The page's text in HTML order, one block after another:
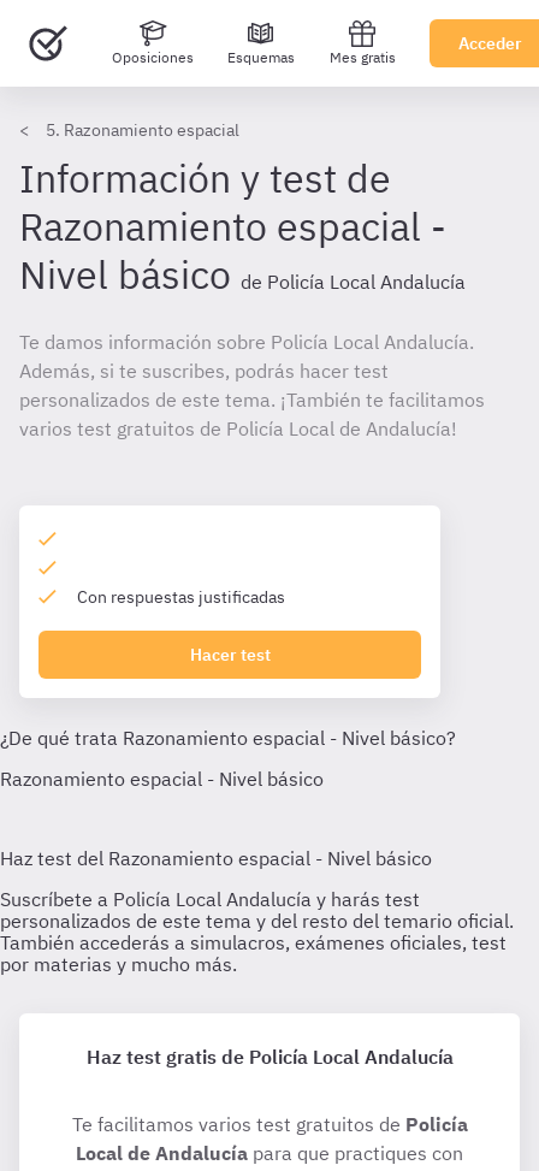
Oposiciones Esquemas Mes gratis
Acceder
5. Razonamiento espacial
Información y test de
Razonamiento espacial -
Nivel básico de Policía Local Andalucía
Te damos información sobre Policía Local Andalucía.
Además, si te suscribes, podrás hacer test
personalizados de este tema. ¡También te facilitamos
varios test gratuitos de Policía Local de Andalucía!
Con respuestas justificadas
Hacer test
Haz test gratis de Policía Local Andalucía
Te facilitamos varios test gratuitos de Policía
Local de Andalucía para que practiques con